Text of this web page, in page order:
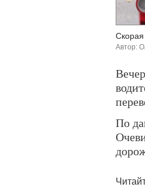
Автор:
По